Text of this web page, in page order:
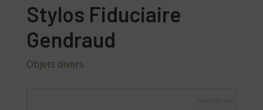
Stylos Fiduciaire
Gendraud
Objets divers